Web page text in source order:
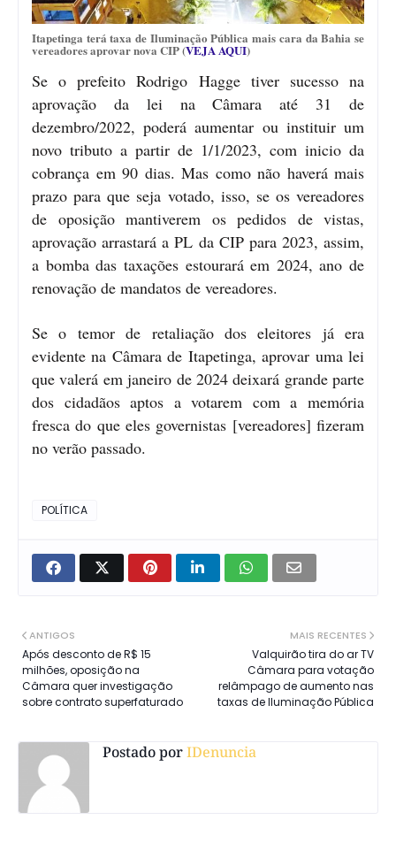
Itapetinga terá taxa de Iluminação Pública mais cara da Bahia se
vereadores aprovar nova CIP (VEJA AQUI)
Se o prefeito Rodrigo Hagge tiver sucesso na
aprovação da lei na Câmara até 31 de
dezembro/2022, poderá aumentar ou instituir um
novo tributo a partir de 1/1/2023, com inicio da
cobrança em 90 dias. Mas como não haverá mais
prazo para que seja votado, isso, se os vereadores
de oposição mantiverem os pedidos de vistas,
aprovação arrastará a PL da CIP para 2023, assim,
a bomba das taxações estourará em 2024, ano de
renovação de mandatos de vereadores.
Se o temor de retaliação dos eleitores já era
evidente na Câmara de Itapetinga, aprovar uma lei
que valerá em janeiro de 2024 deixará grande parte
dos cidadãos aptos a votarem com a memória
fresca do que eles governistas [vereadores] fizeram
no verão passado.
POLÍTICA
MAIS RECENTES
Valquirão tira do ar TV
Câmara para votação
relâmpago de aumento nas
taxas de Iluminação Pública
ANTIGOS
Após desconto de R$ 15
milhões, oposição na
Câmara quer investigação
sobre contrato superfaturado
Postado porIDenuncia